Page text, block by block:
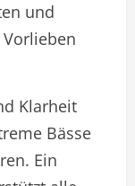
und
Klarheit
Bässe
Ein